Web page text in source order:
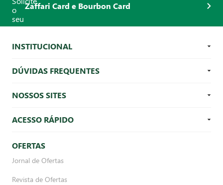
Zaffari Card e Bourbon Card
INSTITUCIONAL
DÚVIDAS FREQUENTES
NOSSOS SITES
ACESSO RÁPIDO
OFERTAS
Jornal de Ofertas
Revista de Ofertas